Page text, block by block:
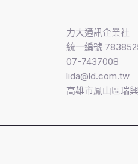
力大通訊企業社
統一編號
07-7437008
lida@ld.com.tw
高雄市鳳山區瑞